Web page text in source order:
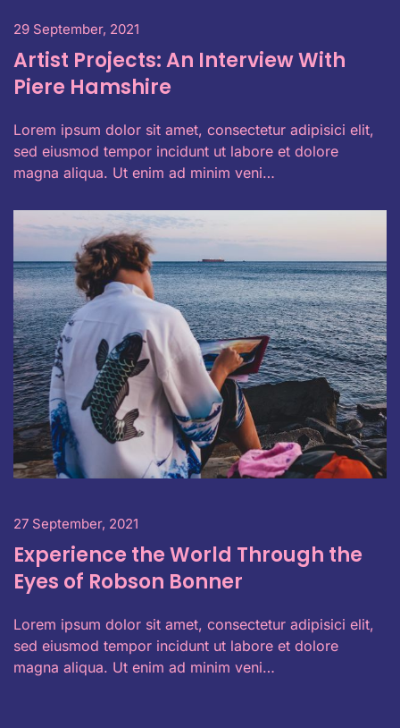
29 September, 2021
Artist Projects: An Interview With
Piere Hamshire
Lorem ipsum dolor sit amet, consectetur adipisici elit,
sed eiusmod tempor incidunt ut labore et dolore
magna aliqua. Ut enim ad minim veni…
27 September, 2021
Experience the World Through the
Eyes of Robson Bonner
Lorem ipsum dolor sit amet, consectetur adipisici elit,
sed eiusmod tempor incidunt ut labore et dolore
magna aliqua. Ut enim ad minim veni…